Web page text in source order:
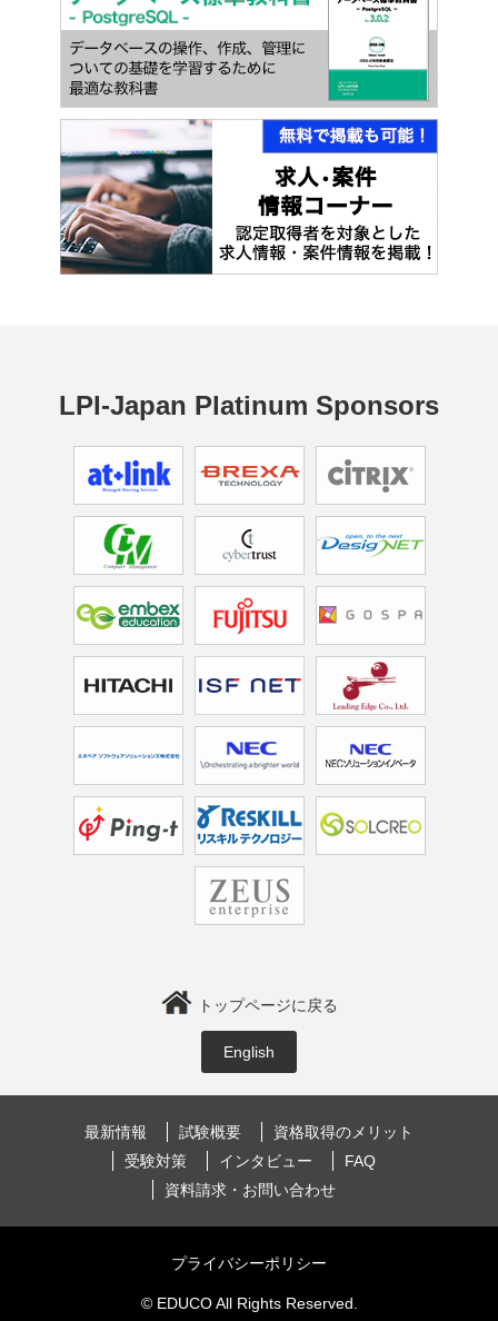
LPI-Japan Platinum Sponsors
トップページに戻る
English
最新情報 試験概要
資格取得のメリット
受験対策
インタビュー
FAQ
資料請求・お問い合わせ
プライバシーポリシー
© EDUCO All Rights Reserved.